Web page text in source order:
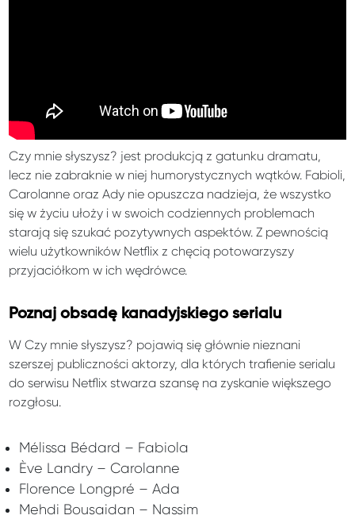
Czy mnie słyszysz? jest produkcją z gatunku dramatu,
lecz nie zabraknie w niej humorystycznych wątków. Fabioli,
Carolanne oraz Ady nie opuszcza nadzieja, że wszystko
się w życiu ułoży i w swoich codziennych problemach
starają się szukać pozytywnych aspektów. Z pewnością
wielu użytkowników Netflix z chęcią potowarzyszy
przyjaciółkom w ich wędrówce.
Poznaj obsadę kanadyjskiego serialu
W Czy mnie słyszysz? pojawią się głównie nieznani
szerszej publiczności aktorzy, dla których trafienie serialu
do serwisu Netflix stwarza szansę na zyskanie większego
rozgłosu.
Mélissa Bédard – Fabiola
Ève Landry – Carolanne
Florence Longpré – Ada
Mehdi Bousaidan – Nassim